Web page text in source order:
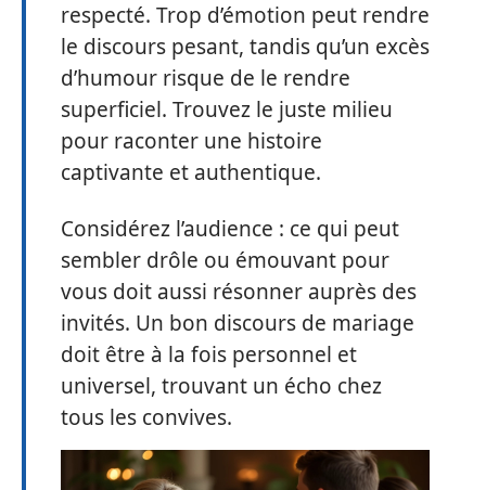
respecté. Trop d’émotion peut rendre
le discours pesant, tandis qu’un excès
d’humour risque de le rendre
superficiel. Trouvez le juste milieu
pour raconter une histoire
captivante et authentique.
Considérez l’audience : ce qui peut
sembler drôle ou émouvant pour
vous doit aussi résonner auprès des
invités. Un bon discours de mariage
doit être à la fois personnel et
universel, trouvant un écho chez
tous les convives.